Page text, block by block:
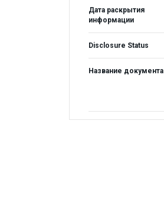
Дата раскрытия
информации
Disclosure Status
Название документа